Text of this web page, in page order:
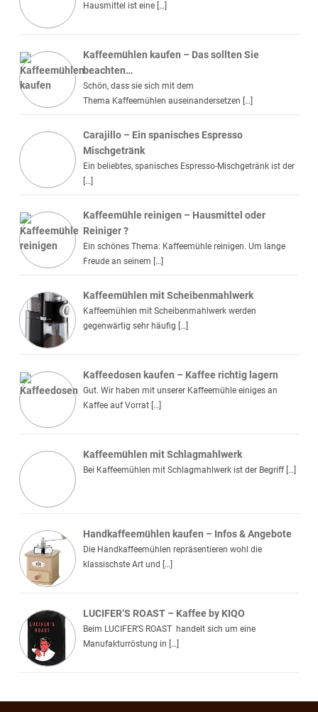
Hausmittel ist eine […]
Kaffeemühlen kaufen – Das sollten Sie
beachten…
Schön, dass sie sich mit dem
Thema Kaffeemühlen auseinandersetzen […]
Carajillo – Ein spanisches Espresso
Mischgetränk
Ein beliebtes, spanisches Espresso-Mischgetränk ist der
[…]
Kaffeemühle reinigen – Hausmittel oder
Reiniger ?
Ein schönes Thema: Kaffeemühle reinigen. Um lange
Freude an seinem […]
Kaffeemühlen mit Scheibenmahlwerk
Kaffeemühlen mit Scheibenmahlwerk werden
gegenwärtig sehr häufig […]
Kaffeedosen kaufen – Kaffee richtig lagern
Gut. Wir haben mit unserer Kaffeemühle einiges an
Kaffee auf Vorrat […]
Kaffeemühlen mit Schlagmahlwerk
Bei Kaffeemühlen mit Schlagmahlwerk ist der Begriff […]
Handkaffeemühlen kaufen – Infos & Angebote
Die Handkaffeemühlen repräsentieren wohl die
klassischste Art und […]
LUCIFER’S ROAST – Kaffee by KIQO
Beim LUCIFER’S ROAST handelt sich um eine
Manufakturröstung in […]